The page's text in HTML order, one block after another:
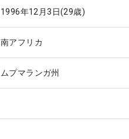
1996年12月3日(29歳)
南アフリカ
ムプマランガ州